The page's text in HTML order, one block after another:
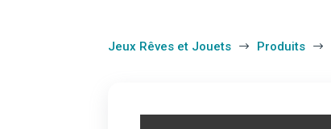
Jeux Rêves et Jouets $ Produits $